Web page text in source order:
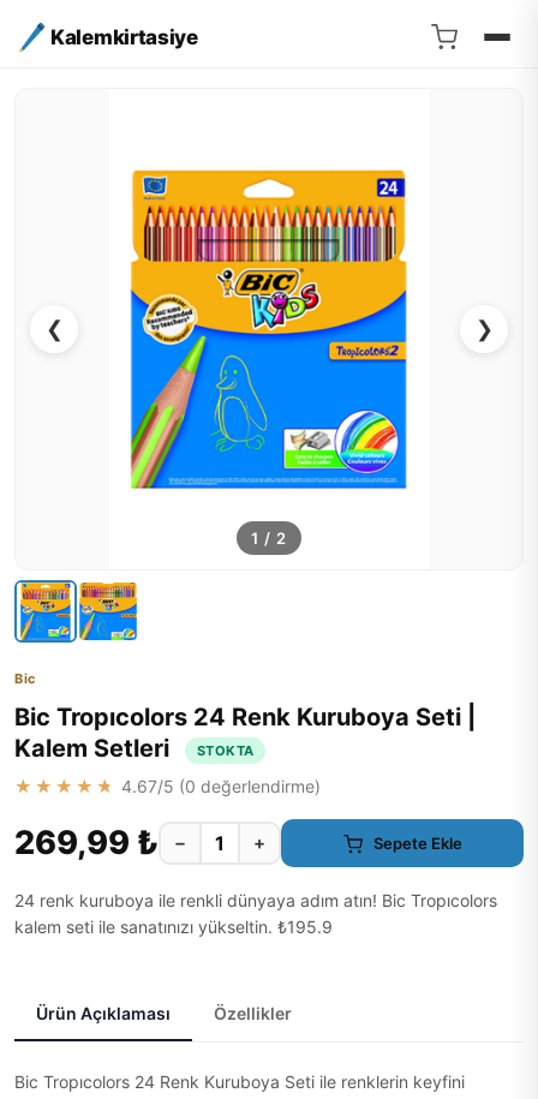
Kalemkirtasiye
❮ ❯
1 / 2
Bic
Bic Tropıcolors 24 Renk Kuruboya Seti |
Kalem Setleri
STOKTA
★★★★★ 4.67/5 (0 değerlendirme)
269,99 ₺ − + Sepete Ekle
24 renk kuruboya ile renkli dünyaya adım atın! Bic Tropıcolors
kalem seti ile sanatınızı yükseltin. ₺195.9
Ürün Açıklaması Özellikler
Bic Tropıcolors 24 Renk Kuruboya Seti ile renklerin keyfini